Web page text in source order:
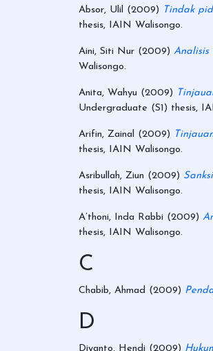
Absor, Ulil (2009) Tindak
thesis, IAIN Walisongo.
Aini, Siti Nur (2009)
Walisongo.
Anita, Wahyu (2009)
Undergraduate (S1) thesis,
Arifin, Zainal (2009)
thesis, IAIN Walisongo.
Asribullah, Ziun (2009)
thesis, IAIN Walisongo.
A’thoni, Inda Rabbi (2009)
thesis, IAIN Walisongo.
C
Chabib, Ahmad (2009)
D
Diyanto, Hendi (2009)